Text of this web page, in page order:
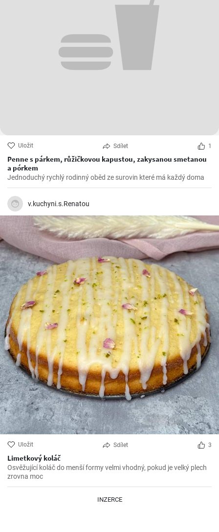
Uložit Sdílet 1
Penne s párkem, růžičkovou kapustou, zakysanou smetanou
a pórkem
Jednoduchý rychlý rodinný oběd ze surovin které má každý doma
v.kuchyni.s.Renatou
Uložit Sdílet 3
Limetkový koláč
Osvěžující koláč do menší formy velmi vhodný, pokud je velký plech
zrovna moc
INZERCE